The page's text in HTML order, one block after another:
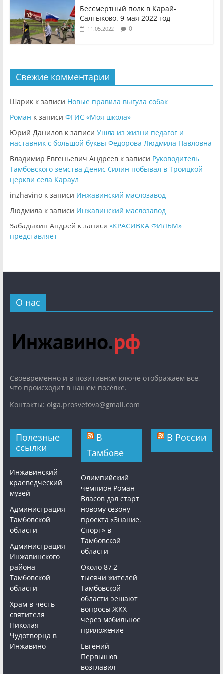
Бессмертный полк в Карай-
Салтыково. 9 мая 2022 год
11.05.2022 0
Свежие комментарии
Шарикк записи Новые правила выгула собак
Роман к записи ФГИС «Моя школа»
Юрий Даниловк записи Ушла из жизни педагог и
наставник с большой буквы Федорова Людмила Павловна
Владимир Евгеньевич Андреевк записи Руководитель
Тамбовского земства Денис Силин побывал в Троицкой
церкви села Караул
inzhavinoк записи Инжавинский маслозавод
Людмила к записи Инжавинский маслозавод
Забадыкин Андрей к записи «КРАСИВКА ФИЛЬМ»
представляет
О нас
Cвоевременно и в позитивном ключе отображаем все,
что происходит в нашем посёлке.
Контакты: olga.prosvetova@gmail.com
Полезные
ссылки
Инжавинский
краеведческий
музей
Администрация
Тамбовской
области
Администрация
Инжавинского
района
Тамбовской
области
Храм в честь
святителя
Николая
Чудотворца в
Инжавино
В
Тамбове
Олимпийский
чемпион Роман
Власов дал старт
новому сезону
проекта «Знание.
Спорт» в
Тамбовской
области
Около 87,2
тысячи жителей
Тамбовской
области решают
вопросы ЖКХ
через мобильное
приложение
Евгений
Первышов
возглавил
В России